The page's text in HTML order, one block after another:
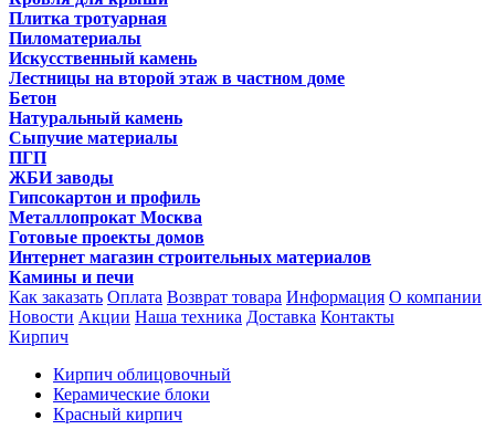
Плитка тротуарная
Пиломатериалы
Искусственный камень
Лестницы на второй этаж в частном доме
Бетон
Натуральный камень
Сыпучие материалы
ПГП
ЖБИ заводы
Гипсокартон и профиль
Металлопрокат Москва
Готовые проекты домов
Интернет магазин строительных материалов
Камины и печи
Как заказать Оплата Возврат товара Информация О компании
Новости Акции Наша техника Доставка Контакты
Кирпич
Кирпич облицовочный
Керамические блоки
Красный кирпич